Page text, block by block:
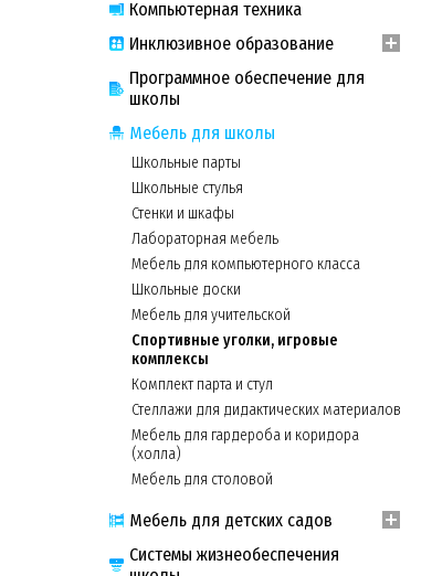
Компьютерная техника
Инклюзивное образование
Программное обеспечение для
школы
Мебель для школы
Школьные парты
Школьные стулья
Стенки и шкафы
Лабораторная мебель
Мебель для компьютерного класса
Школьные доски
Мебель для учительской
Спортивные уголки, игровые
комплексы
Комплект парта и стул
Стеллажи для дидактических материалов
Мебель для гардероба и коридора
(холла)
Мебель для столовой
Мебель для детских садов
Системы жизнеобеспечения